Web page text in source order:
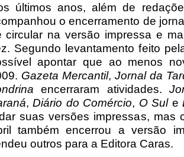
últimos anos, além de
o encerramento de
circular na versão impressa e
Segundo levantamento feito
apontar que ao menos
Gazeta Mercantil, Jornal da
encerraram atividades.
, Diário do Comércio, O Sule
suas versões impressas, mas
também encerrou a versão
outros para a Editora Caras.